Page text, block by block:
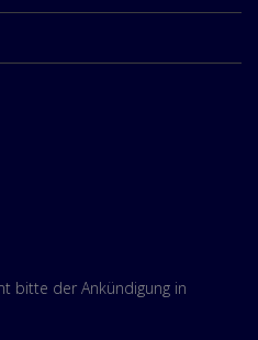
bitte der Ankündigung in